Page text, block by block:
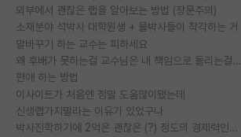
외부에서 괜찮은 랩을 알아보는 방법 (장문주의)
소재분야 석박사 대학원생 + 물박사들이 착각하는 거
말바꾸기 하는 교수는 피하세요
왜 후배가 못하는걸 교수님은 내 책임으로 돌리는걸까요?
편애 하는 방법
이사이트가 처음엔 정말 도움많이됐는데
신생랩가지말라는 이유가 있었구나
박사진학하기에 2억은 괜찮은 (?) 정도의 경제력인가요